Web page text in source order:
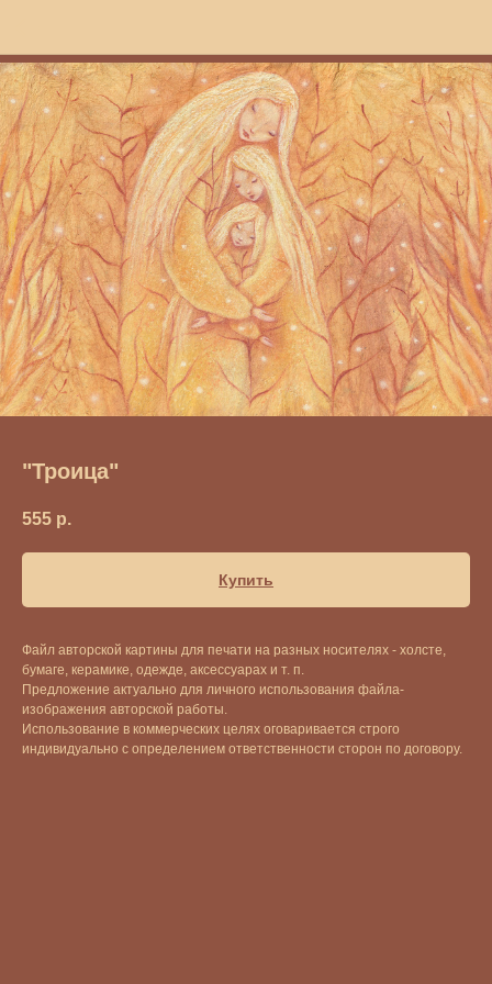
"Троица"
555 р.
Купить
Файл авторской картины для печати на разных носителях - холсте,
бумаге, керамике, одежде, аксессуарах и т. п.
Предложение актуально для личного использования файла-
изображения авторской работы.
Использование в коммерческих целях оговаривается строго
индивидуально с определением ответственности сторон по договору.